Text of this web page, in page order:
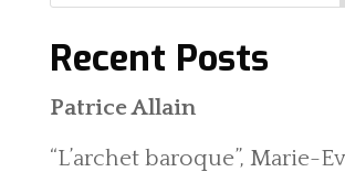
Recent Posts
Patrice Allain
“L’archet baroque”, Marie-